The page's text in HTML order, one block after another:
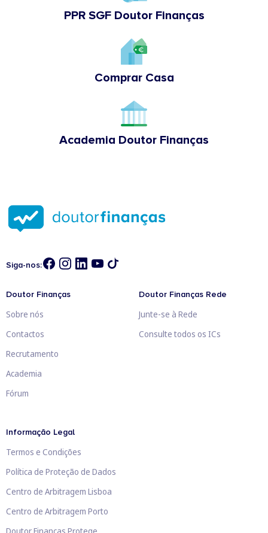
PPR SGF Doutor Finanças
Comprar Casa
Academia Doutor Finanças
Siga-nos:
Doutor Finanças
Sobre nós
Contactos
Recrutamento
Academia
Fórum
Doutor Finanças Rede
Junte-se à Rede
Consulte todos os ICs
Informação Legal
Termos e Condições
Política de Proteção de Dados
Centro de Arbitragem Lisboa
Centro de Arbitragem Porto
Doutor Finanças Protege